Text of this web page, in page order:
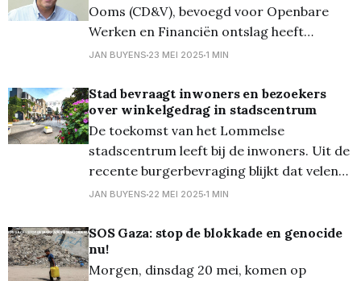
moderner model voor inspraak.
Ooms (CD&V), bevoegd voor Openbare
Werken en Financiën ontslag heeft
genomen. Als oorzaak hiervoor blijken er
benadrukt dat gezondheid altijd op de
eerste plaats komt en respecteert deze
beslissing ten volle. Wie hem zal opvolgen
in het
JAN BUYENS 23 MEI 2025 1 MIN
Stad bevraagt inwoners en bezoekers
over winkelgedrag in stadscentrum
De toekomst van het Lommelse
stadscentrum leeft bij de inwoners. Uit de
recente burgerbevraging blijkt dat velen
ideeën en verwachtingen hebben over hoe
en levendiger kan worden. Het
stadsbestuur wil die betrokkenheid
omzetten in acties en start daarom met
JAN BUYENS 22 MEI 2025 1 MIN
SOS Gaza: stop de blokkade en genocide
nu!
Morgen, dinsdag 20 mei, komen op